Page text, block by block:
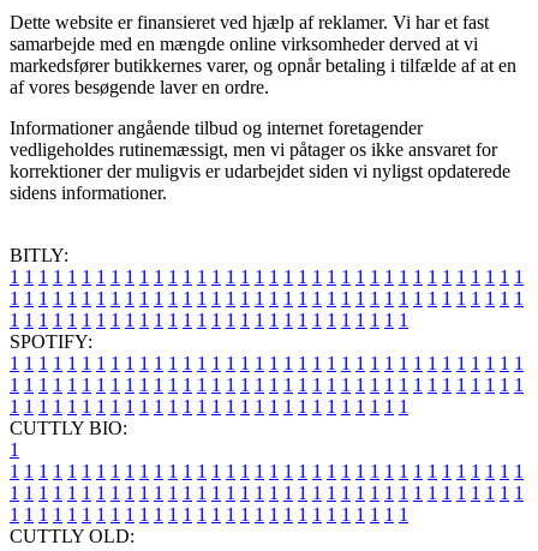
Dette website er finansieret ved hjælp af reklamer. Vi har et fast
samarbejde med en mængde online virksomheder derved at vi
markedsfører butikkernes varer, og opnår betaling i tilfælde af at en
af vores besøgende laver en ordre.
Informationer angående tilbud og internet foretagender
vedligeholdes rutinemæssigt, men vi påtager os ikke ansvaret for
korrektioner der muligvis er udarbejdet siden vi nyligst opdaterede
sidens informationer.
BITLY:
1 1 1 1 1 1 1 1 1 1 1 1 1 1 1 1 1 1 1 1 1 1 1 1 1 1 1 1 1 1 1 1 1 1 1 1
1 1 1 1 1 1 1 1 1 1 1 1 1 1 1 1 1 1 1 1 1 1 1 1 1 1 1 1 1 1 1 1 1 1 1 1
1 1 1 1 1 1 1 1 1 1 1 1 1 1 1 1 1 1 1 1 1 1 1 1 1 1 1 1
SPOTIFY:
1 1 1 1 1 1 1 1 1 1 1 1 1 1 1 1 1 1 1 1 1 1 1 1 1 1 1 1 1 1 1 1 1 1 1 1
1 1 1 1 1 1 1 1 1 1 1 1 1 1 1 1 1 1 1 1 1 1 1 1 1 1 1 1 1 1 1 1 1 1 1 1
1 1 1 1 1 1 1 1 1 1 1 1 1 1 1 1 1 1 1 1 1 1 1 1 1 1 1 1
CUTTLY BIO:
1
1 1 1 1 1 1 1 1 1 1 1 1 1 1 1 1 1 1 1 1 1 1 1 1 1 1 1 1 1 1 1 1 1 1 1 1
1 1 1 1 1 1 1 1 1 1 1 1 1 1 1 1 1 1 1 1 1 1 1 1 1 1 1 1 1 1 1 1 1 1 1 1
1 1 1 1 1 1 1 1 1 1 1 1 1 1 1 1 1 1 1 1 1 1 1 1 1 1 1 1
CUTTLY OLD: